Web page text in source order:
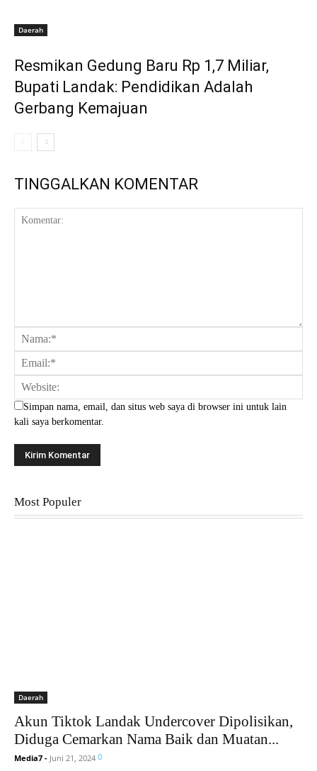
Daerah
Resmikan Gedung Baru Rp 1,7 Miliar,
Bupati Landak: Pendidikan Adalah
Gerbang Kemajuan
TINGGALKAN KOMENTAR
Simpan nama, email, dan situs web saya di browser ini untuk lain
kali saya berkomentar.
Most Populer
Daerah
Akun Tiktok Landak Undercover Dipolisikan,
Diduga Cemarkan Nama Baik dan Muatan...
Media7 - Juni 21, 2024 0